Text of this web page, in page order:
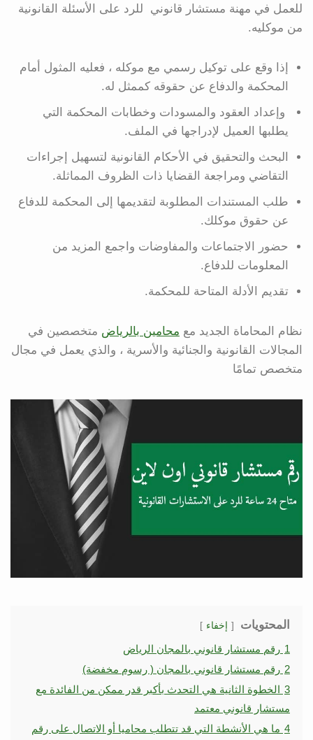
للعمل في مهنة مستشار قانوني للرد على الأسئلة القانونية
من موكليه.
إذا وقع على توكيل رسمي مع موكله ، فعليه المثول أمام
المحكمة والدفاع عن حقوقه كممثل له.
وإعداد العقود والمسودات وخطابات المحكمة التي
يطلبها العميل لإدراجها في الملف.
البحث والتحقيق في الأحكام القانونية لتسهيل إجراءات
التقاضي ومراجعة القضايا ذات الظروف المماثلة.
طلب المستندات المطلوبة لتقديمها إلى المحكمة للدفاع
عن حقوق موكلك.
حضور الاجتماعات والمفاوضات واجمع المزيد من
المعلومات للدفاع.
تقديم الأدلة المتاحة للمحكمة.
نظام المحاماة الجديد مع محامين بالرياض متخصصين في
المجالات القانونية والجنائية والأسرية ، والذي يعمل في مجال
متخصص تمامًا
المحتويات إخفاء
1 رقم مستشار قانوني بالمجان الرياض
2 رقم مستشار قانوني بالمجان ( رسوم مخفضة)
3 الخطوة الثانية هي التحدث بأكبر قدر ممكن من الفائدة مع
مستشار قانوني معتمد
4 ما هي الأنشطة التي قد تتطلب محاميا أو الاتصال على رقم